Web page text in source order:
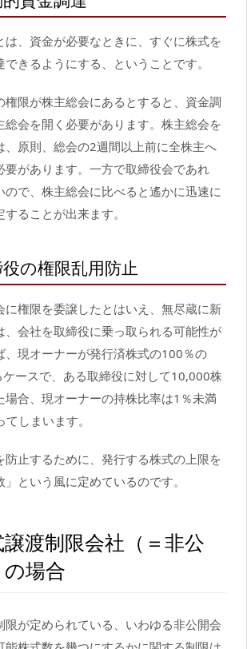
は、資金が必要なときに、すぐに株式を
きるようにする、ということです。
権限が株主総会にあるとすると、資金調
総会を開く必要があります。株主総会を
、原則、総会の2週間以上前に全株主へ
要があります。一方で取締役会であれ
ので、株主総会に比べると遙かに迅速に
ることが出来ます。
の権限乱用防止
に権限を委譲したとはいえ、無尽蔵に新
、会社を取締役に乗っ取られる可能性が
、現オーナーが発行済株式の100％の
ースで、ある取締役に対して10,000株
場合、現オーナーの持株比率は1％未満
てしまいます。
防止するために、発行する株式の上限を
」という風に定めているのです。
譲渡制限会社（＝非公
場合
限が定められている、いわゆる非公開会